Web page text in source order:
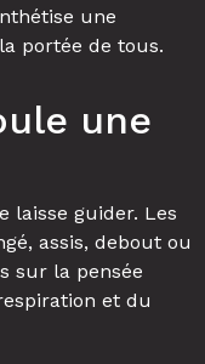
une
portée de tous.
une
laisse guider. Les
assis, debout ou
sur la pensée
et du